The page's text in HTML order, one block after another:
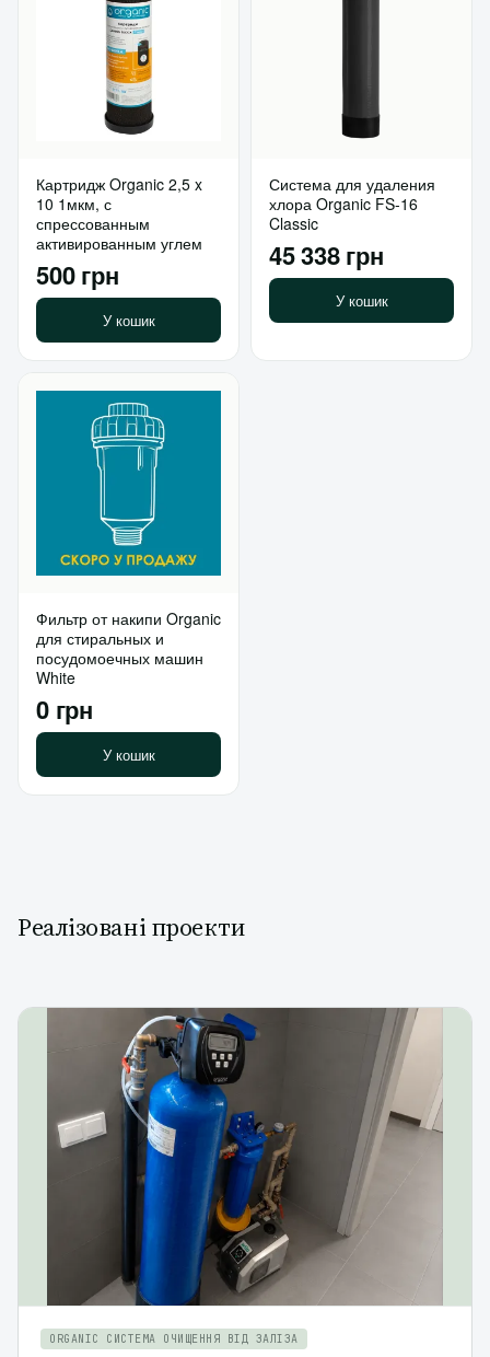
Картридж Organic 2,5 x
10 1мкм, с
спрессованным
активированным углем
500 грн
У кошик
Система для удаления
хлора Organic FS-16
Classic
45 338 грн
У кошик
Фильтр от накипи Organic
для стиральных и
посудомоечных машин
White
0 грн
У кошик
Реалізовані проекти
ORGANIC СИСТЕМА ОЧИЩЕННЯ ВІД ЗАЛІЗА